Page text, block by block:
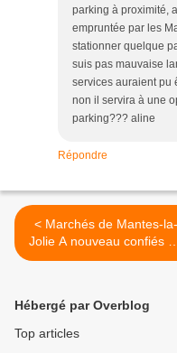
parking à proximité,
empruntée par les
stationner quelque
suis pas mauvaise
services auraient pu
non il servira à une
parking??? aline
Répondre
< Marchés de Mantes-la-
Jolie A nouveau confiés au
privé
Hébergé par Overblog
Top articles